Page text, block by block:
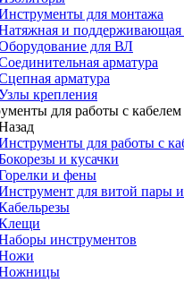
для монтажа
и поддерживающая
для ВЛ
арматура
арматура
крепления
для работы с кабелем
для работы с
и кусачки
и фены
для витой пары и
инструментов